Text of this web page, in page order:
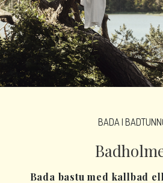
BADA I
Bada bastu med kallbad